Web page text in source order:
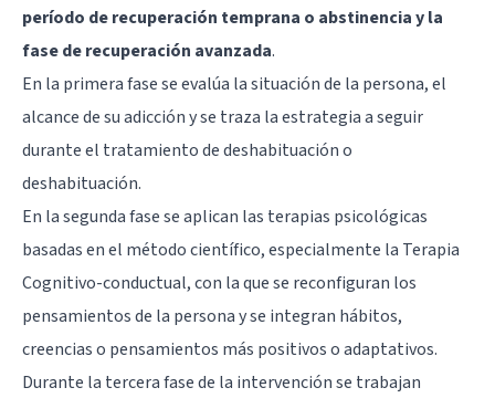
período de recuperación temprana o abstinencia y la
fase de recuperación avanzada.
En la primera fase se evalúa la situación de la persona, el
alcance de su adicción y se traza la estrategia a seguir
durante el tratamiento de deshabituación o
deshabituación.
En la segunda fase se aplican las terapias psicológicas
basadas en el método científico, especialmente la Terapia
Cognitivo-conductual, con la que se reconfiguran los
pensamientos de la persona y se integran hábitos,
creencias o pensamientos más positivos o adaptativos.
Durante la tercera fase de la intervención se trabajan